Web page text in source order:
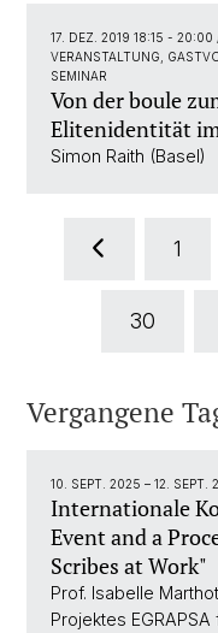
17. DEZ. 2019 18:15 - 20:00
VERANSTALTUNG,
SEMINAR
Von der boule
Elitenidentität
Simon Raith (Basel)
1
30
Vergangene
10. SEPT. 2025 – 12. SEPT.
Internationale
Event and a
Scribes at Work"
Prof. Isabelle
Projektes